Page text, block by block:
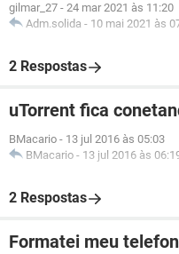
gilmar_27 - 24 mar 2021 às 11:20
Adm.solida - 10 mai 2021 às
2 Respostas
uTorrent fica
BMacario - 13 jul 2016 às 05:03
BMacario - 13 jul 2016 às
2 Respostas
Formatei meu